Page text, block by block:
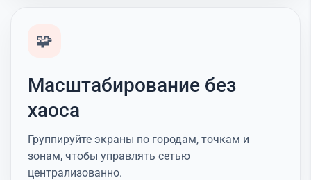
🧩
Масштабирование без
хаоса
Группируйте экраны по городам, точкам и
зонам, чтобы управлять сетью
централизованно.